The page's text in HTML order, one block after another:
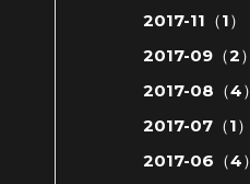
2017-11（1）
2017-09（2）
2017-08（4）
2017-07（1）
2017-06（4）